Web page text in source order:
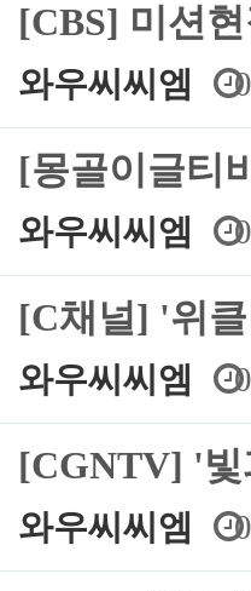
[CBS] 미션
와우씨씨엠
[몽골이글티
와우씨씨엠
[C채널] '위
와우씨씨엠
[CGNTV] '
와우씨씨엠